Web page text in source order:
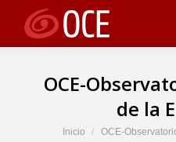
OCE-
de la
Estás aquí:
Inicio OCE-